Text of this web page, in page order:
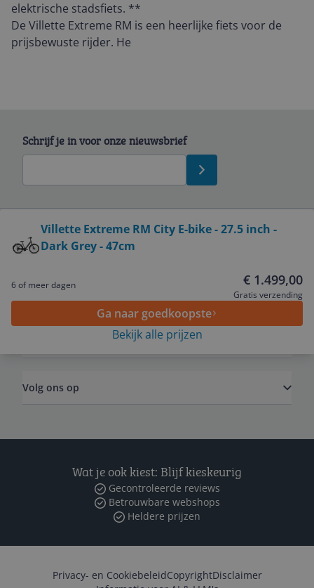
elektrische stadsfiets. **
De Villette Extreme RM is een heerlijke fiets voor de
prijsbewuste rijder. He
Villette Extreme RM City E-bike - 27.5 inch -
Dark Grey - 47cm
6 of meer dagen € 1.499,00
Gratis verzending
Ga naar goedkoopste
Bekijk alle prijzen
Schrijf je in voor onze nieuwsbrief
Service
Algemeen
Volg ons op
Wat je ook kiest: Blijf kieskeurig
Gecontroleerde reviews
Betrouwbare webshops
Heldere prijzen
Privacy- en CookiebeleidCopyrightDisclaimer